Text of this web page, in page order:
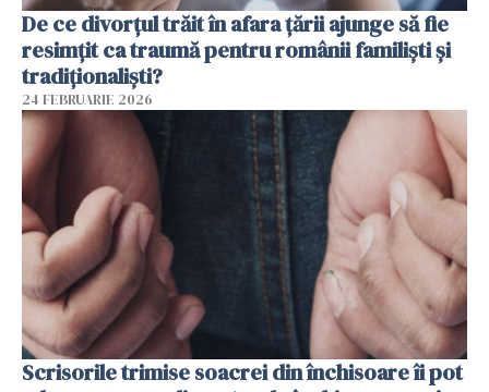
De ce divorțul trăit în afara țării ajunge să fie
resimțit ca traumă pentru românii familiști și
tradiționaliști?
24 FEBRUARIE 2026
Scrisorile trimise soacrei din închisoare îi pot